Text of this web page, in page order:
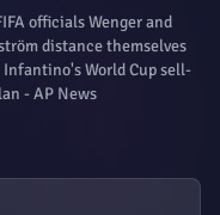
officials Wenger and
distance themselves
World Cup sell-
- AP News